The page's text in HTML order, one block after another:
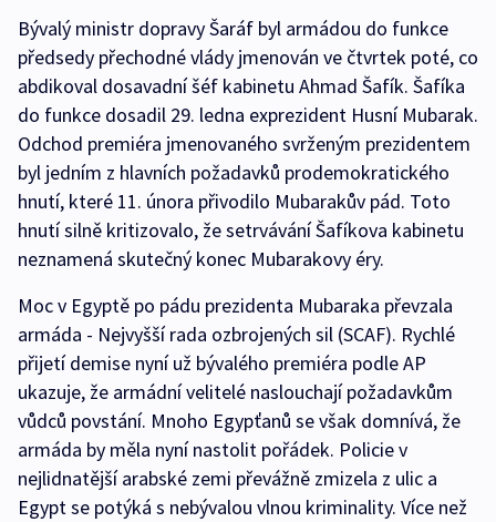
Bývalý ministr dopravy Šaráf byl armádou do funkce
předsedy přechodné vlády jmenován ve čtvrtek poté, co
abdikoval dosavadní šéf kabinetu Ahmad Šafík. Šafíka
do funkce dosadil 29. ledna exprezident Husní Mubarak.
Odchod premiéra jmenovaného svrženým prezidentem
byl jedním z hlavních požadavků prodemokratického
hnutí, které 11. února přivodilo Mubarakův pád. Toto
hnutí silně kritizovalo, že setrvávání Šafíkova kabinetu
neznamená skutečný konec Mubarakovy éry.
Moc v Egyptě po pádu prezidenta Mubaraka převzala
armáda - Nejvyšší rada ozbrojených sil (SCAF). Rychlé
přijetí demise nyní už bývalého premiéra podle AP
ukazuje, že armádní velitelé naslouchají požadavkům
vůdců povstání. Mnoho Egypťanů se však domnívá, že
armáda by měla nyní nastolit pořádek. Policie v
nejlidnatější arabské zemi převážně zmizela z ulic a
Egypt se potýká s nebývalou vlnou kriminality. Více než